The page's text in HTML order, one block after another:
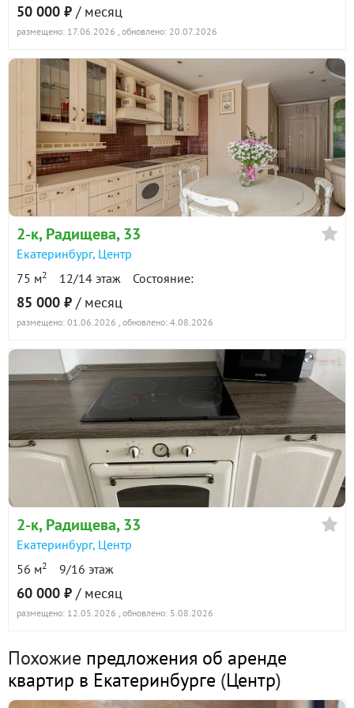
2-к квартира · 75.8 м² · 4/16 этаж
21 октября 2025
90 дн.
в аренде
60 000
800 ₽/м²
2-к квартира · 74.2 м² · 12/16 этаж
10 июля 2025
90 дн.
в аренде
80 000
1100 ₽/м²
Показать всю историю: 30 предложений →
50 000 ₽ / месяц
размещено: 17.06.2026 , обновлено: 20.07.2026
2-к, Радищева, 33
Екатеринбург, Центр
75 м2 12/14 этаж Состояние:
85 000 ₽ / месяц
размещено: 01.06.2026 , обновлено: 4.08.2026
2-к, Радищева, 33
Екатеринбург, Центр
56 м2 9/16 этаж
60 000 ₽ / месяц
размещено: 12.05.2026 , обновлено: 5.08.2026
Похожие предложения об аренде
квартир в Екатеринбурге (Центр)